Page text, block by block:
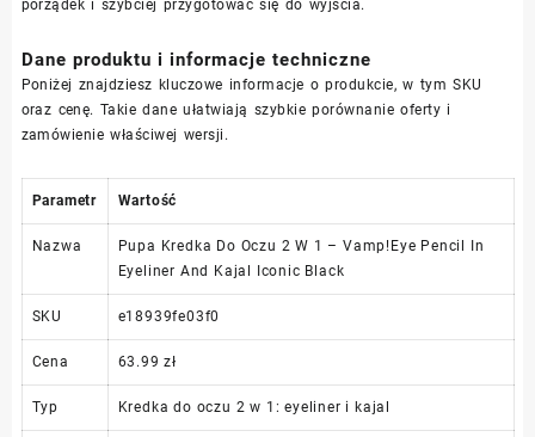
porządek i szybciej przygotować się do wyjścia.
Dane produktu i informacje techniczne
Poniżej znajdziesz kluczowe informacje o produkcie, w tym SKU
oraz cenę. Takie dane ułatwiają szybkie porównanie oferty i
zamówienie właściwej wersji.
Parametr Wartość
Nazwa
Pupa Kredka Do Oczu 2 W 1 – Vamp!Eye Pencil In
Eyeliner And Kajal Iconic Black
SKU e18939fe03f0
Cena 63.99 zł
Typ Kredka do oczu 2 w 1: eyeliner i kajal